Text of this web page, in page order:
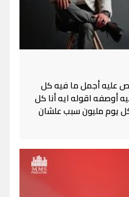
عليه أجمل ما فيه كل
أوصفه اقوله ايه أنا كل
يوم مليون سبب علشان